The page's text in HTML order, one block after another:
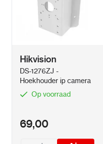
Hikvision
DS-1276ZJ -
Hoekhouder ip camera
Op voorraad
69,00